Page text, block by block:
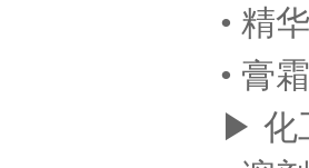
• 精
• 膏
▶ 化